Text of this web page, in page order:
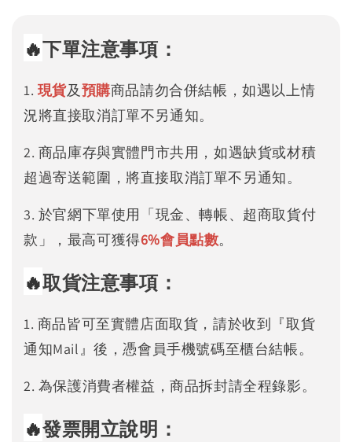
🔥下單注意事項：
1. 現貨及預購商品請勿合併結帳，如遇以上情
況將直接取消訂單不另通知。
2. 商品庫存與實體門市共用，如遇缺貨或材積
超過寄送範圍，將直接取消訂單不另通知。
3. 於官網下單使用「現金、轉帳、超商取貨付
款」，最高可獲得6%會員點數。
🔥取貨注意事項：
1. 商品皆可至實體店面取貨，請於收到『取貨
通知Mail』後，憑會員手機號碼至櫃台結帳。
2. 為保護消費者權益，商品拆封請全程錄影。
🔥發票開立說明：